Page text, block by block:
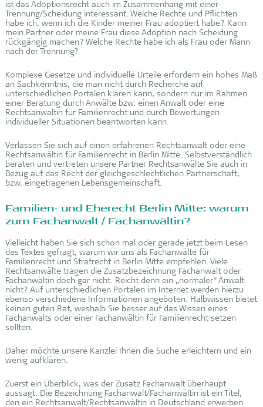
ist das Adoptionsrecht auch im Zusammenhang mit einer
Trennung/Scheidung interessant. Welche Rechte und Pflichten
habe ich, wenn ich die Kinder meiner Frau adoptiert habe? Kann
mein Partner oder meine Frau diese Adoption nach Scheidung
rückgängig machen? Welche Rechte habe ich als Frau oder Mann
nach der Trennung?
Komplexe Gesetze und individuelle Urteile erfordern ein hohes Maß
an Sachkenntnis, die man nicht durch Recherche auf
unterschiedlichen Portalen klären kann, sondern nur im Rahmen
einer Beratung durch Anwälte bzw. einen Anwalt oder eine
Rechtsanwältin für Familienrecht und durch Bewertungen
individueller Situationen beantworten kann.
Verlassen Sie sich auf einen erfahrenen Rechtsanwalt oder eine
Rechtsanwältin für Familienrecht in Berlin Mitte. Selbstverständlich
beraten und vertreten unsere Partner Rechtsanwälte Sie auch in
Bezug auf das Recht der gleichgeschlechtlichen Partnerschaft,
bzw. eingetragenen Lebensgemeinschaft.
Familien- und Eherecht Berlin Mitte: warum
zum Fachanwalt / Fachanwältin?
Vielleicht haben Sie sich schon mal oder gerade jetzt beim Lesen
des Textes gefragt, warum wir uns als Fachanwälte für
Familienrecht und Strafrecht in Berlin Mitte empfehlen. Viele
Rechtsanwälte tragen die Zusatzbezeichnung Fachanwalt oder
Fachanwältin doch gar nicht. Reicht denn ein „normaler“ Anwalt
nicht? Auf unterschiedlichen Portalen im Internet werden hierzu
ebenso verschiedene Informationen angeboten. Halbwissen bietet
keinen guten Rat, weshalb Sie besser auf das Wissen eines
Fachanwalts oder einer Fachanwältin für Familienrecht setzen
sollten.
Daher möchte unsere Kanzlei Ihnen die Suche erleichtern und ein
wenig aufklären.
Zuerst ein Überblick, was der Zusatz Fachanwalt überhaupt
aussagt. Die Bezeichnung Fachanwalt/Fachanwältin ist ein Titel,
den ein Rechtsanwalt/Rechtsanwältin in Deutschland erwerben